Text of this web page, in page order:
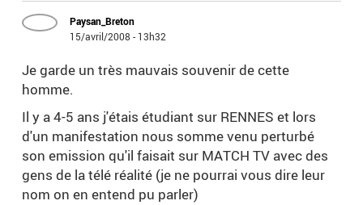
Paysan_Breton
15/avril/2008 - 13h32
Je garde un très mauvais souvenir de cette
homme.
Il y a 4-5 ans j'étais étudiant sur RENNES et lors
d'un manifestation nous somme venu perturbé
son emission qu'il faisait sur MATCH TV avec des
gens de la télé réalité (je ne pourrai vous dire leur
nom on en entend pu parler)